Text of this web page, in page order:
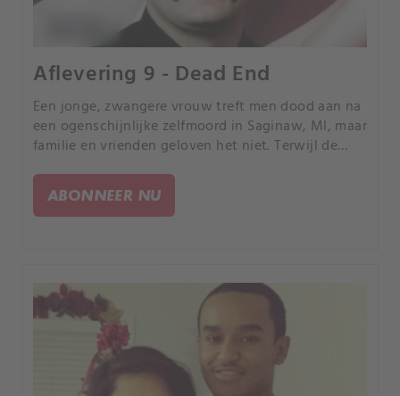
Aflevering 9 - Dead End
Een jonge, zwangere vrouw treft men dood aan na
een ogenschijnlijke zelfmoord in Saginaw, MI, maar
familie en vrienden geloven het niet. Terwijl de
ze een schokkend geheim dat ze nooit hadden
verwacht.
ABONNEER NU